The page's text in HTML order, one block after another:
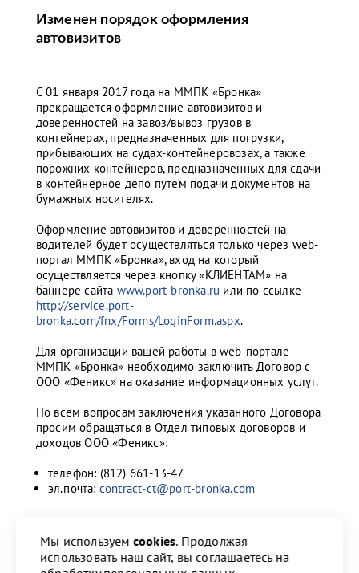
Изменен порядок оформления
автовизитов
С 01 января 2017 года на ММПК «Бронка»
прекращается оформление автовизитов и
доверенностей на завоз/вывоз грузов в
контейнерах, предназначенных для погрузки,
прибывающих на судах-контейнеровозах, а также
порожних контейнеров, предназначенных для сдачи
в контейнерное депо путем подачи документов на
бумажных носителях.
Оформление автовизитов и доверенностей на
водителей будет осуществляться только через web-
портал ММПК «Бронка», вход на который
осуществляется через кнопку «КЛИЕНТАМ» на
баннере сайта www.port-bronka.ru или по ссылке
http://service.port-
bronka.com/fnx/Forms/LoginForm.aspx.
Для организации вашей работы в web-портале
ММПК «Бронка» необходимо заключить Договор с
ООО «Феникс» на оказание информационных услуг.
По всем вопросам заключения указанного Договора
просим обращаться в Отдел типовых договоров и
доходов ООО «Феникс»:
телефон: (812) 661-13-47
эл.почта: contract-ct@port-bronka.com
Поделиться:
Мы используем cookies. Продолжая
использовать наш сайт, вы соглашаетесь на